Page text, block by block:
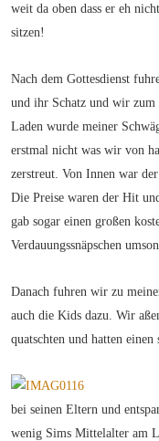
weit da oben dass er eh
sitzen!
Nach dem Gottesdienst
und ihr Schatz und wir zum
Laden wurde meiner
erstmal nicht was wir von
zerstreut. Von Innen war
Die Preise waren der Hit
gab sogar einen großen
Verdauungssnäpschen
Danach fuhren wir zu
auch die Kids dazu. Wir
quatschten und hatten einen
bei seinen Eltern und
wenig Sims Mittelalter am